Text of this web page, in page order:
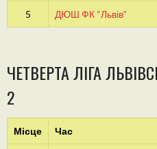
5 ДЮШ ФК “Львів”
ЧЕТВЕРТА ЛІГА
2
Місце Час